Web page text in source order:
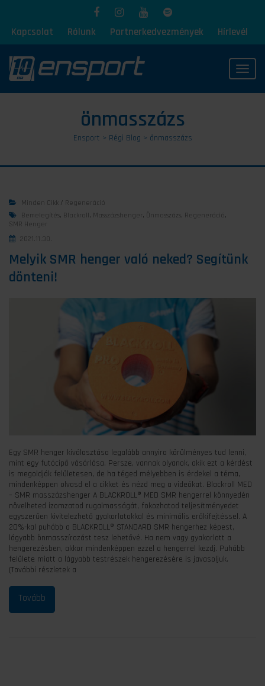
Kapcsolat Rólunk Partnerkedvezmények Hírlevél
önmasszázs
Ensport > Régi Blog > önmasszázs
Minden Cikk / Regeneráció
Bemelegítés, Blackroll, Masszázshenger , Önmasszázs, Regeneráció ,
SMR Henger
2021.11.30.
Melyik SMR henger való neked? Segítünk
dönteni!
Egy SMR henger kiválasztása legalább annyira körülményes tud lenni,
mint egy futócipő vásárlása. Persze, vannak olyanok, akik ezt a kérdést
is megoldják felületesen, de ha téged mélyebben is érdekel a téma,
mindenképpen olvasd el a cikket és nézd meg a videókat. Blackroll MED
– SMR masszázshenger A BLACKROLL® MED SMR hengerrel könnyedén
növelheted izomzatod rugalmasságát, fokozhatod teljesítményedet
egyszerűen kivitelezhető gyakorlatokkal és minimális erőkifejtéssel. A
20%-kal puhább a BLACKROLL® STANDARD SMR hengerhez képest,
lágyabb önmasszírozást tesz lehetővé. Ha nem vagy gyakorlott a
hengerezésben, akkor mindenképpen ezzel a hengerrel kezdj. Puhább
felülete miatt a lágyabb testrészek hengerezésére is javasoljuk.
(További részletek a